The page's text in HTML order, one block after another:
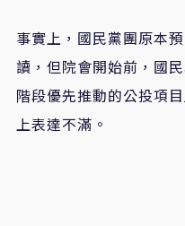
事實上，國民黨團原本
讀，但院會開始前，國
階段優先推動的公投項
上表達不滿。